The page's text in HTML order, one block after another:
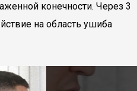
конечности. Через 3
на область ушиба